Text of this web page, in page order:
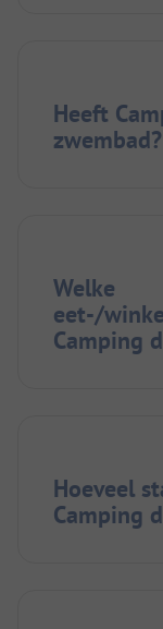
Heeft
zwembad?
Welke
eet-/
Camping
Hoeveel
Camping